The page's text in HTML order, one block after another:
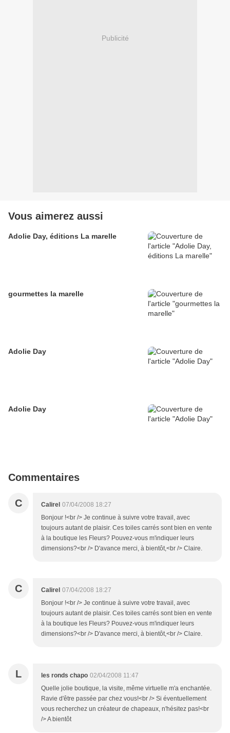
Publicité
Vous aimerez aussi
Adolie Day, éditions La marelle
gourmettes la marelle
Adolie Day
Adolie Day
Commentaires
C Calirel 07/04/2008 18:27
Bonjour !<br /> Je continue à suivre votre travail, avec
toujours autant de plaisir. Ces toiles carrés sont bien en vente
à la boutique les Fleurs? Pouvez-vous m'indiquer leurs
dimensions?<br /> D'avance merci, à bientôt,<br /> Claire.
C Calirel 07/04/2008 18:27
Bonjour !<br /> Je continue à suivre votre travail, avec
toujours autant de plaisir. Ces toiles carrés sont bien en vente
à la boutique les Fleurs? Pouvez-vous m'indiquer leurs
dimensions?<br /> D'avance merci, à bientôt,<br /> Claire.
L les ronds chapo 02/04/2008 11:47
Quelle jolie boutique, la visite, même virtuelle m'a enchantée.
Ravie d'être passée par chez vous!<br /> Si éventuellement
vous recherchez un créateur de chapeaux, n'hésitez pas!<br
/> A bientôt